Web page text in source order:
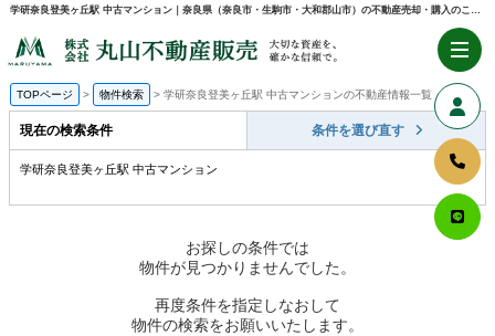
学研奈良登美ヶ丘駅 中古マンション｜奈良県（奈良市・生駒市・大和郡山市）の不動産売却・購入のことなら株式会社丸山不動産販売
TOPページ 物件検索 学研奈良登美ヶ丘駅 中古マンションの不動産情報一覧
現在の検索条件 条件を選び直す
学研奈良登美ヶ丘駅 中古マンション
お探しの条件では
物件が見つかりませんでした。
再度条件を指定しなおして
物件の検索をお願いいたします。